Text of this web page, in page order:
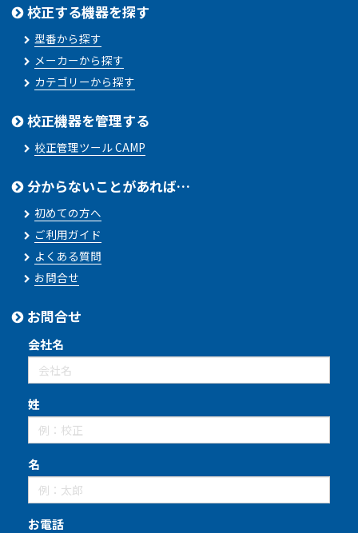
校正する機器を探す
型番から探す
メーカーから探す
カテゴリーから探す
校正機器を管理する
校正管理ツール CAMP
分からないことがあれば…
初めての方へ
ご利用ガイド
よくある質問
お問合せ
お問合せ
会社名
姓
名
お電話